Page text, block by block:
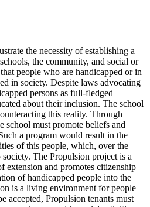
the necessity of establishing a
the community, and social or
people who are handicapped or in
in society. Despite laws advocating
persons as full-fledged
about their inclusion. The school
this reality. Through
school must promote beliefs and
a program would result in the
of this people, which, over the
The Propulsion project is a
extension and promotes citizenship
of handicapped people into the
is a living environment for people
accepted, Propulsion tenants must